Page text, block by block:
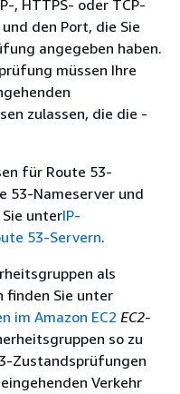
, HTTPS- oder TCP-
den Port, die Sie
angegeben haben.
müssen Ihre
zulassen, die die -
für Route 53-
53-Nameserver und
unterIP-
53-Servern.
als
finden Sie unter
im Amazon EC2 EC2-
so zu
Zustandsprüfungen
Verkehr